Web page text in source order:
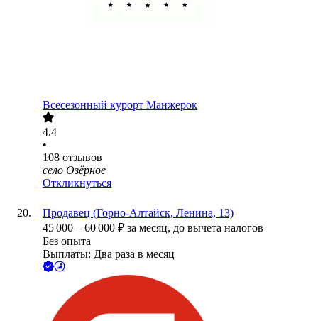
Всесезонный курорт Манжерок
4.4
•
108 отзывов
село Озёрное
Откликнуться
Продавец (Горно-Алтайск, Ленина, 13)
45 000 – 60 000 ₽ за месяц, до вычета налогов
Без опыта
Выплаты: Два раза в месяц